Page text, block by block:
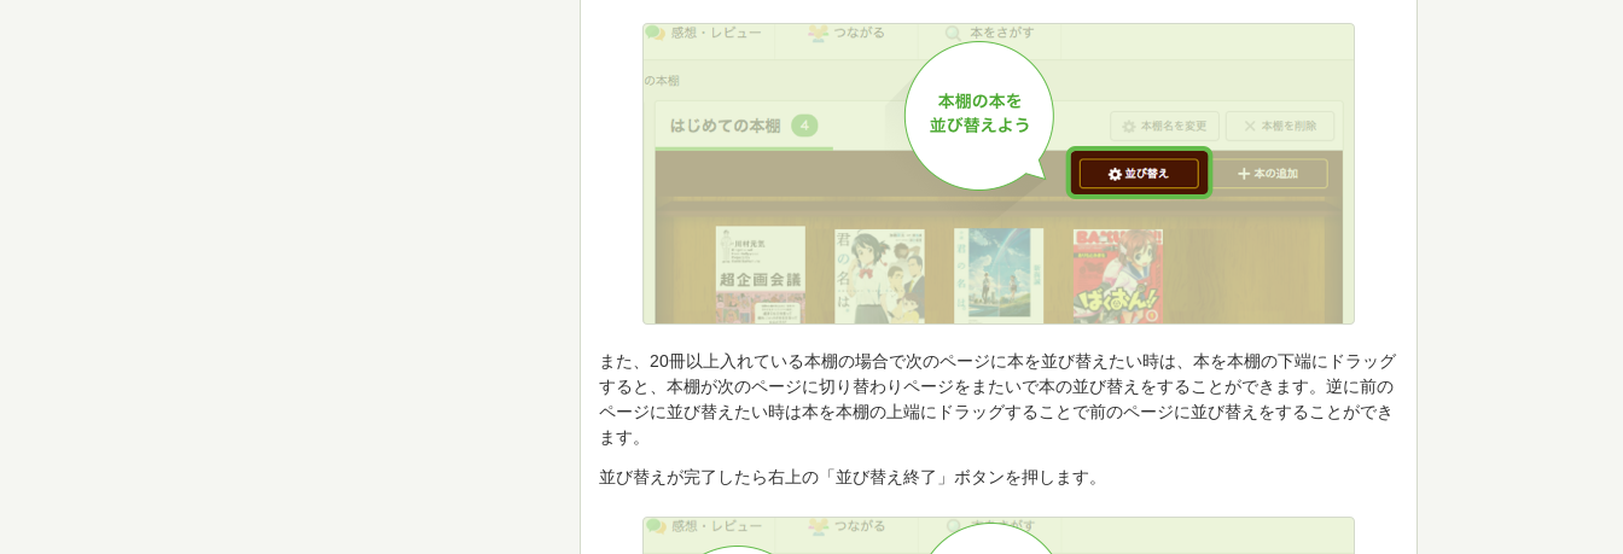
また、20冊以上入れている本棚の場合で次のページに本を並び替えたい時は、本を本棚の下端にドラッグ
すると、本棚が次のページに切り替わりページをまたいで本の並び替えをすることができます。逆に前の
ページに並び替えたい時は本を本棚の上端にドラッグすることで前のページに並び替えをすることができ
ます。
並び替えが完了したら右上の「並び替え終了」ボタンを押します。